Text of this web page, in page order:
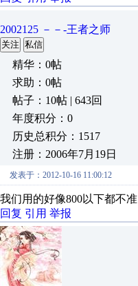
2002125 －－-王者之师
关注 私信
精华：0帖
求助：0帖
帖子：10帖 | 643回
年度积分：0
历史总积分：1517
注册：2006年7月19日
发表于：2012-10-16 11:00:12
我们用的好像800以下都不准
回复 引用 举报